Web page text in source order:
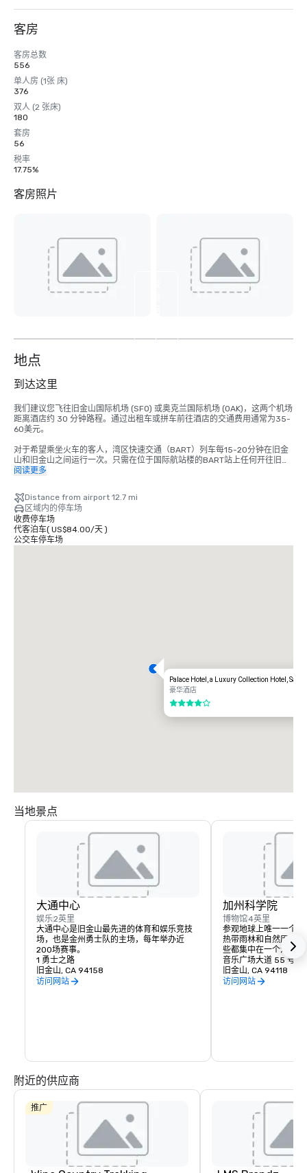
客房
客房总数
556
单人房 (1张 床)
376
双人 (2 张床)
180
套房
56
税率
17.75%
客房照片
4
地点
到达这里
我们建议您飞往旧金山国际机场 (SFO) 或奥克兰国际机场 (OAK)，这两个机场
距离酒店约 30 分钟路程。通过出租车或拼车前往酒店的交通费用通常为35-
60美元。
对于希望乘坐火车的客人，湾区快速交通（BART）列车每15-20分钟在旧金
山和旧金山之间运行一次。只需在位于国际航站楼的BART站上任何开往旧金
山的列车即可。在蒙哥马利街站下车。皇宫酒店位于市场和新蒙哥马利街的拐
阅读更多
Distance from airport 12.7 mi
区域内的停车场
收费停车场
代客泊车( US$84.00/天)
公交车停车场
Palace Hotel, a Luxury Collection Hotel, San
豪华酒店
4/5
当地景点
大通中心
娱乐2英里
大通中心是旧金山最先进的体育和娱乐竞技
场，也是金州勇士队的主场，每年举办近
200场赛事。
1 勇士之路
旧金山, CA 94158
访问网站
加州科学院
博物馆4英里
参观地球上唯一一个
热带雨林和自然历史
些都集中在一个活生
音乐广场大道 55 号
旧金山, CA 94118
访问网站
附近的供应商
推广